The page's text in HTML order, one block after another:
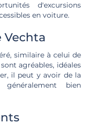
d'excursions
en voiture.
Vechta
similaire à celui de
agréables, idéales
il peut y avoir de la
bien